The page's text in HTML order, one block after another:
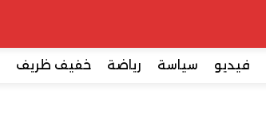
فيديو سياسة رياضة خفيف ظريف